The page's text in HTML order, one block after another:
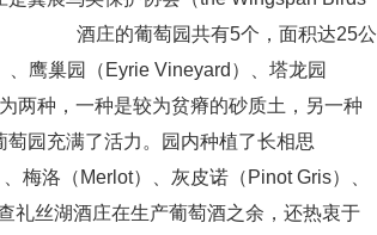
。 酒庄的葡萄园共有5个，面积达25公
鹰巢园（Eyrie Vineyard）、塔龙园
两种，一种是较为贫瘠的砂质土，另一种
园充满了活力。园内种植了长相思
梅洛（Merlot）、灰皮诺（Pinot Gris）、
湖酒庄在生产葡萄酒之余，还热衷于